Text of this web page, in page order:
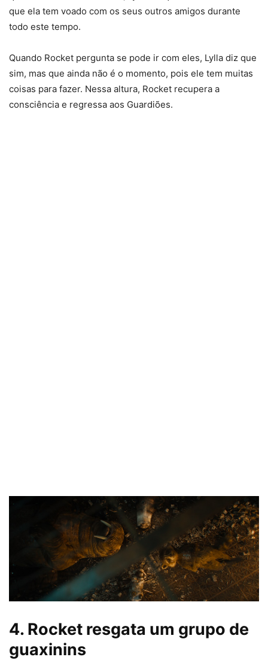
que ela tem voado com os seus outros amigos durante
todo este tempo.
Quando Rocket pergunta se pode ir com eles, Lylla diz que
sim, mas que ainda não é o momento, pois ele tem muitas
coisas para fazer. Nessa altura, Rocket recupera a
consciência e regressa aos Guardiões.
4. Rocket resgata um grupo de
guaxinins